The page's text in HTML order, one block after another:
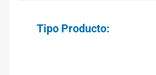
Tipo Producto: